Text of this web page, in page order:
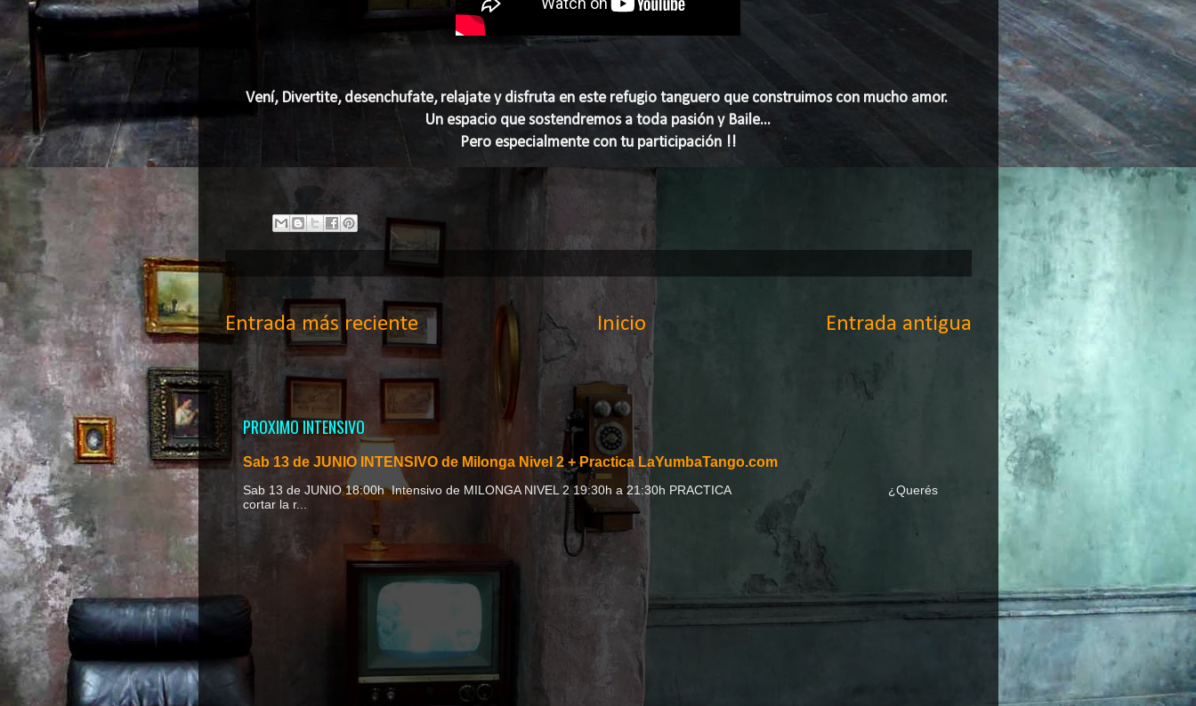
Vení, Divertite, desenchufate, relajate y disfruta en este refugio tanguero que construimos con mucho amor.
Un espacio que sostendremos a toda pasión y Baile...
Pero especialmente con tu participación !!
Entrada más reciente Entrada antigua
Inicio
PROXIMO INTENSIVO
Sab 13 de JUNIO INTENSIVO de Milonga Nivel 2 + Practica LaYumbaTango.com
Sab 13 de JUNIO 18:00h Intensivo de MILONGA NIVEL 2 19:30h a 21:30h PRACTICA ¿Querés
cortar la r...